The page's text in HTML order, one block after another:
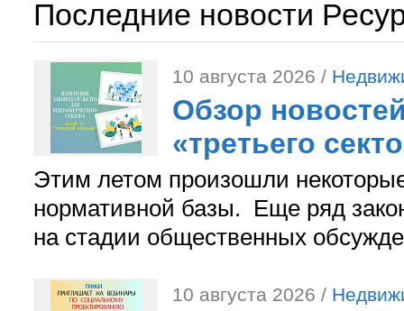
Последние новости
10 августа 2026 /
Обзор
«третьего
Этим летом произошли
нормативной базы. Еще ряд
на стадии общественных
10 августа 2026 /